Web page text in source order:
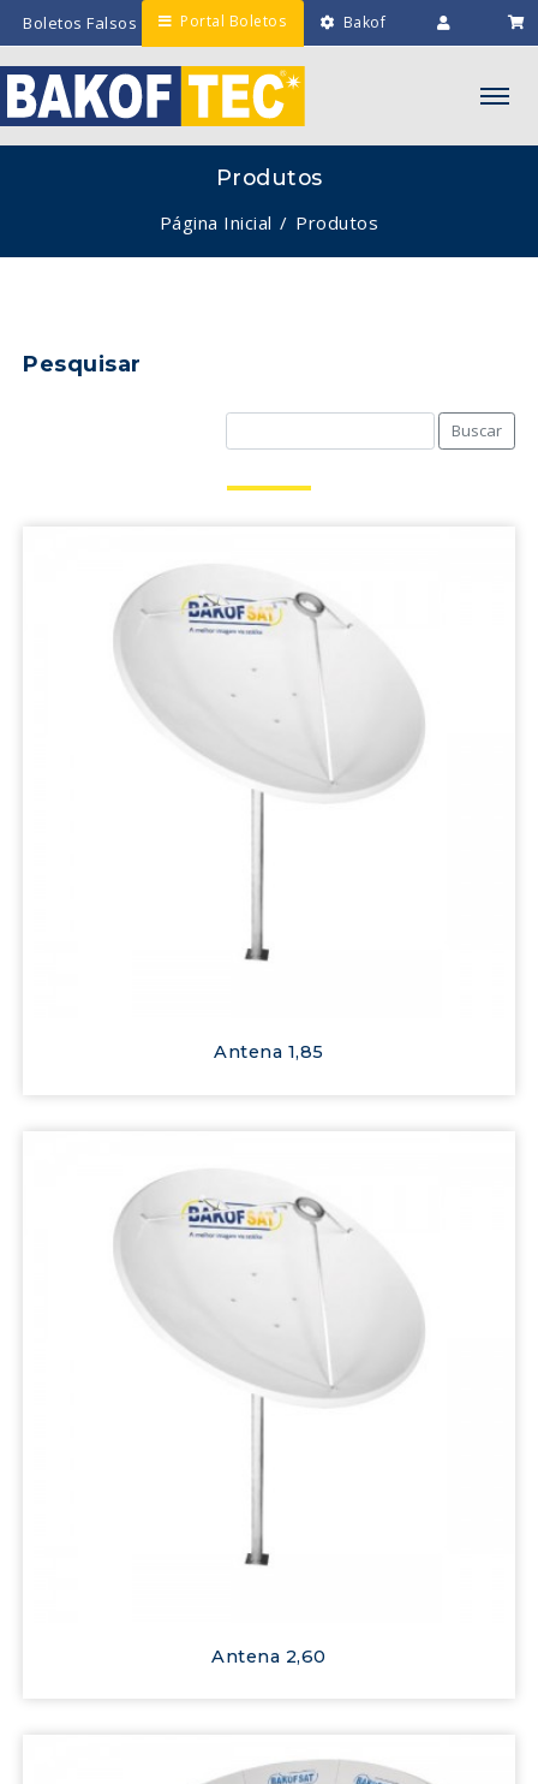
Boletos Falsos Portal Boletos Bakof
Engenharia
Produtos
Página Inicial Produtos
Pesquisar
Antena 1,85
Antena 2,60